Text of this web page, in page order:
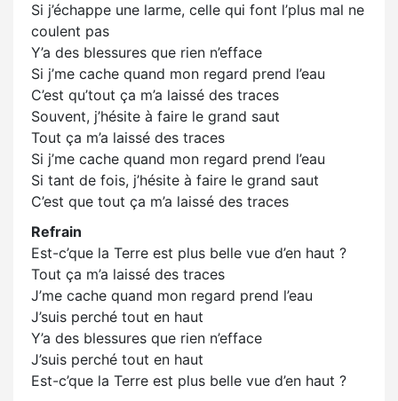
Si j’échappe une larme, celle qui font l’plus mal ne
coulent pas
Y’a des blessures que rien n’efface
Si j’me cache quand mon regard prend l’eau
C’est qu’tout ça m’a laissé des traces
Souvent, j’hésite à faire le grand saut
Tout ça m’a laissé des traces
Si j’me cache quand mon regard prend l’eau
Si tant de fois, j’hésite à faire le grand saut
C’est que tout ça m’a laissé des traces
Refrain
Est-c’que la Terre est plus belle vue d’en haut ?
Tout ça m’a laissé des traces
J’me cache quand mon regard prend l’eau
J’suis perché tout en haut
Y’a des blessures que rien n’efface
J’suis perché tout en haut
Est-c’que la Terre est plus belle vue d’en haut ?